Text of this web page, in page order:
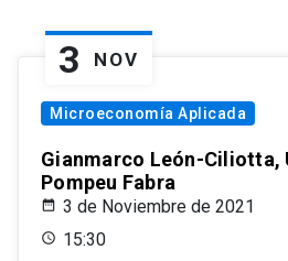
3 NOV
Microeconomía Aplicada
Gianmarco León-Ciliotta,
Pompeu Fabra
3 de Noviembre de 2021
15:30